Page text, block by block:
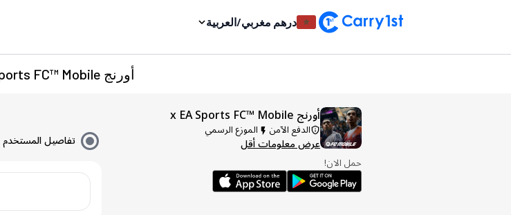
درهم مغربي/العربية
أورنج x EA Sports FC™ Mobile
أورنج x EA Sports FC™ Mobile
الدفع الآمن الموزع الرسمي
عرض معلومات أقل
حمل الان!
تفاصيل المستخدم